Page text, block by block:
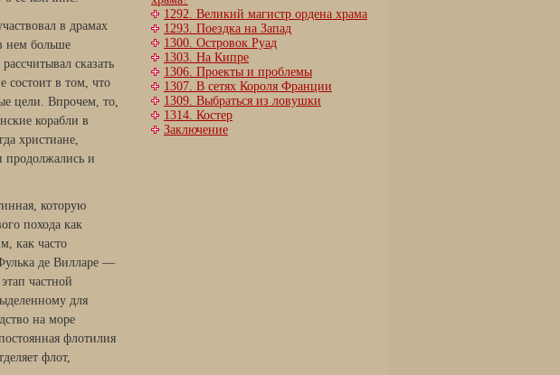
в драмах
нем больше
сказать
состоит в том, что
цели. Впрочем, то,
корабли в
хри­стиане,
продолжались и
которую
похода как
как часто
де Вилларе —
част­ной
для
на море
флотилия
флот,
1292. Великий магистр ордена храма
1293. Поездка на Запад
1300. Островок Руад
1303. На Кипре
1306. Проекты и проблемы
1307. В сетях Короля Франции
1309. Выбраться из ловушки
1314. Костер
Заключение